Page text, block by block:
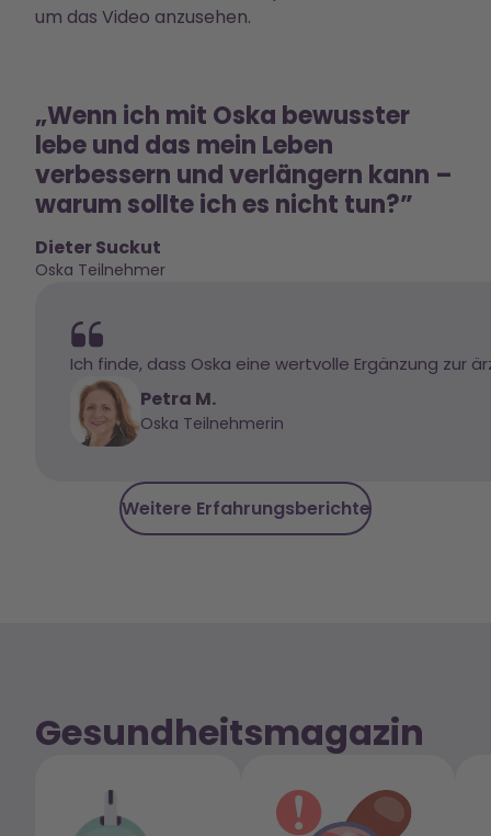
um das Video anzusehen.
„Wenn ich mit Oska bewusster
lebe und das mein Leben
verbessern und verlängern kann –
warum sollte ich es nicht tun?”
Dieter Suckut
Oska Teilnehmer
Ich finde, dass Oska eine wertvolle Ergänzung zur
Petra M.
Oska Teilnehmerin
Weitere Erfahrungsberichte
Gesundheitsmagazin